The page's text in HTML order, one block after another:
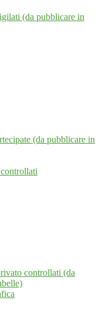
(da pubblicare in
(da pubblicare in
controllati (da